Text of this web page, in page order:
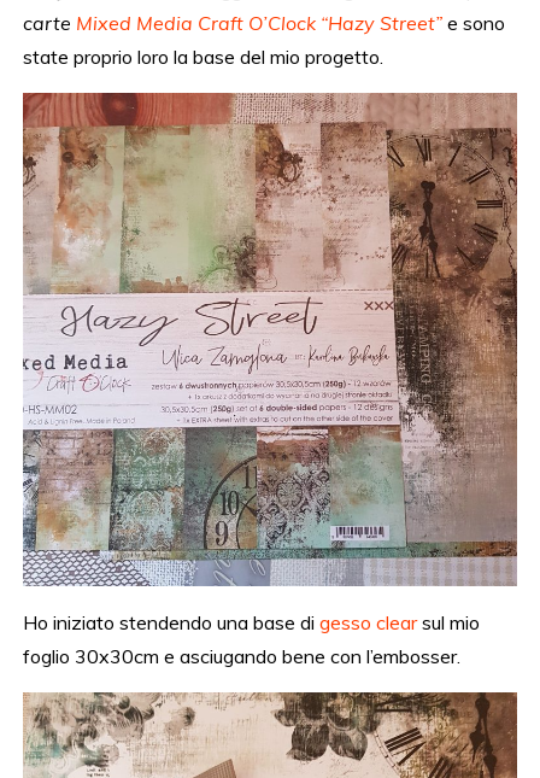
carte Mixed Media Craft O’Clock “Hazy Street” e sono
state proprio loro la base del mio progetto.
Ho iniziato stendendo una base digesso clearsul mio
foglio 30x30cm e asciugando bene con l’embosser.